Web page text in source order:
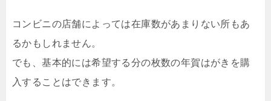
コンビニの店舗によっては在庫数があまりない所もあ
るかもしれません。
でも、基本的には希望する分の枚数の年賀はがきを購
入することはできます。